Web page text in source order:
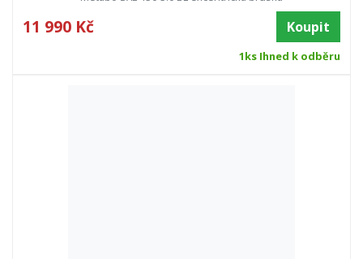
11 990 Kč Koupit
1ks Ihned k odběru